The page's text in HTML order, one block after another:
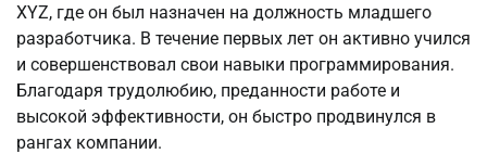
XYZ, где он был назначен на должность младшего
разработчика. В течение первых лет он активно учился
и совершенствовал свои навыки программирования.
Благодаря трудолюбию, преданности работе и
высокой эффективности, он быстро продвинулся в
рангах компании.